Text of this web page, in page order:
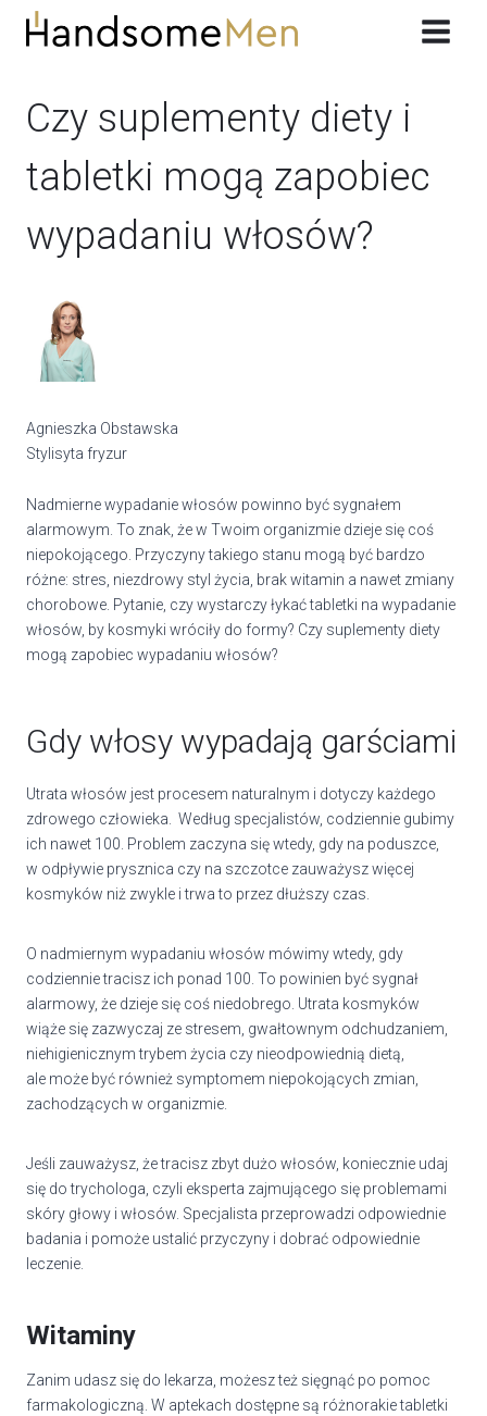
Przeskocz
Czy suplementy diety i
tabletki mogą zapobiec
wypadaniu włosów?
Agnieszka Obstawska
Stylisyta fryzur
Nadmierne wypadanie włosów powinno być sygnałem
alarmowym. To znak, że w Twoim organizmie dzieje się coś
niepokojącego. Przyczyny takiego stanu mogą być bardzo
różne: stres, niezdrowy styl życia, brak witamin a nawet zmiany
chorobowe. Pytanie, czy wystarczy łykać tabletki na wypadanie
włosów, by kosmyki wróciły do formy? Czy suplementy diety
mogą zapobiec wypadaniu włosów?
Gdy włosy wypadają garściami
Utrata włosów jest procesem naturalnym i dotyczy każdego
zdrowego człowieka. Według specjalistów, codziennie gubimy
ich nawet 100. Problem zaczyna się wtedy, gdy na poduszce,
w odpływie prysznica czy na szczotce zauważysz więcej
kosmyków niż zwykle i trwa to przez dłuższy czas.
O nadmiernym wypadaniu włosów mówimy wtedy, gdy
codziennie tracisz ich ponad 100. To powinien być sygnał
alarmowy, że dzieje się coś niedobrego. Utrata kosmyków
wiąże się zazwyczaj ze stresem, gwałtownym odchudzaniem,
niehigienicznym trybem życia czy nieodpowiednią dietą,
ale może być również symptomem niepokojących zmian,
zachodzących w organizmie.
Jeśli zauważysz, że tracisz zbyt dużo włosów, koniecznie udaj
się do trychologa, czyli eksperta zajmującego się problemami
skóry głowy i włosów. Specjalista przeprowadzi odpowiednie
badania i pomoże ustalić przyczyny i dobrać odpowiednie
leczenie.
Witaminy
Zanim udasz się do lekarza, możesz też sięgnąć po pomoc
farmakologiczną. W aptekach dostępne są różnorakie tabletki